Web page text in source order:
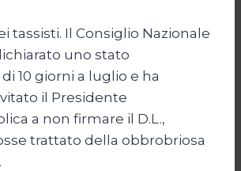
tassisti. Il Consiglio Nazionale
uno stato
10 giorni a luglio e ha
il Presidente
a non firmare il D.L.,
trattato della obbrobriosa